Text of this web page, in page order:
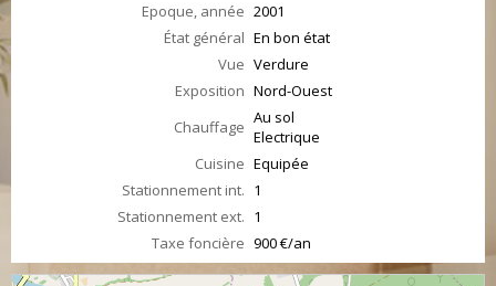
Epoque, année 2001
État général En bon état
Vue Verdure
Exposition Nord-Ouest
Chauffage Au sol
Electrique
Cuisine Equipée
Stationnement int. 1
Stationnement ext. 1
Taxe foncière 900 €/an